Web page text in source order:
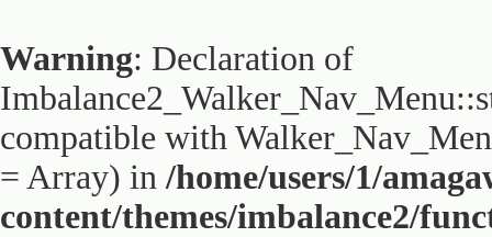
Warning: Declaration of
compatible with
= Array) in/home/users/1/
content/themes/imbalance2/